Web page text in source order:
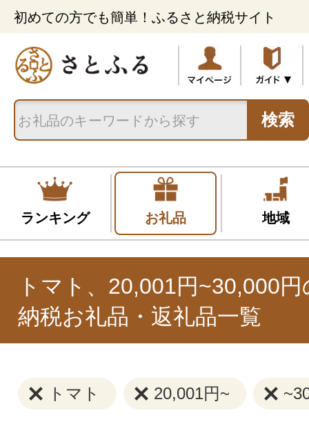
初めての方でも簡単！ふるさと納税サイト
検索
ランキング お礼品 地域
トマト、20,001円~30,000
納税お礼品・返礼品一覧
トマト 20,001円~